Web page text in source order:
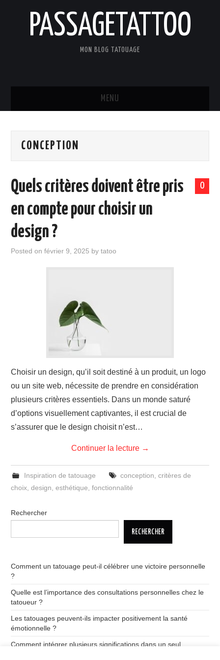
PASSAGETATTOO
MON BLOG TATOUAGE
MENU
BLOG
ÉVÉNEMENTS
INSPIRATION
CONCEPTION
0
Quels critères doivent être pris
en compte pour choisir un
design ?
Posted onfévrier 9, 2025 bytatoo
Choisir un design, qu’il soit destiné à un produit, un logo
ou un site web, nécessite de prendre en considération
plusieurs critères essentiels. Dans un monde saturé
d’options visuellement captivantes, il est crucial de
s’assurer que le design choisit n’est…
Continuer la lecture →
Inspiration de tatouage conception critères de
choix ,design ,esthétique ,fonctionnalité
Rechercher
RECHERCHER
Comment un tatouage peut-il célébrer une victoire personnelle
?
Quelle est l’importance des consultations personnelles chez le
tatoueur ?
Les tatouages peuvent-ils impacter positivement la santé
émotionnelle ?
Comment intégrer plusieurs significations dans un seul